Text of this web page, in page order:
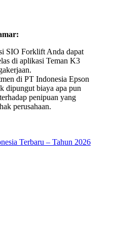
SIO Forklift Anda dapat
di aplikasi Teman K3
di PT Indonesia Epson
dipungut biaya apa pun
penipuan yang
perusahaan.
Terbaru – Tahun 2026